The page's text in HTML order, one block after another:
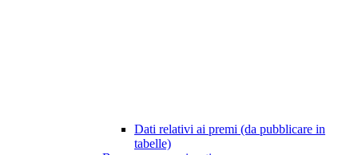
Dati relativi ai premi (da pubblicare in
tabelle)